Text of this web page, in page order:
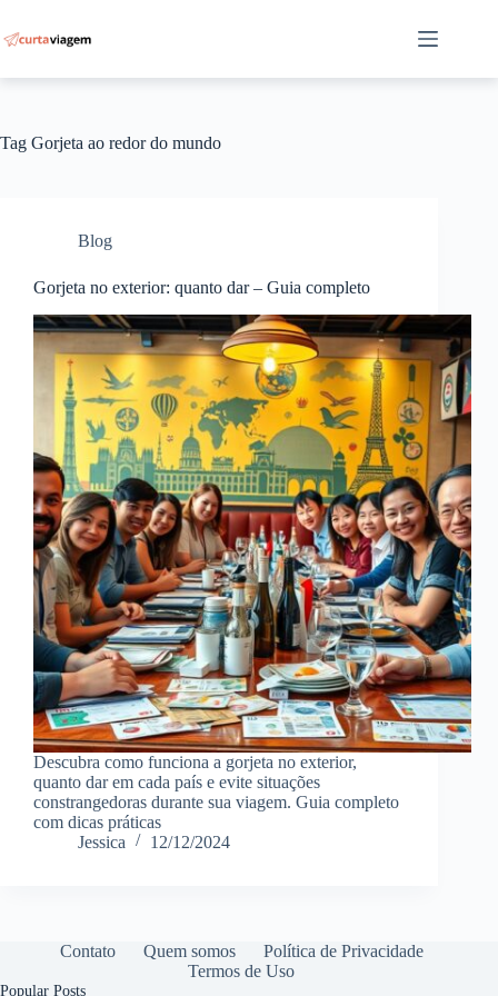
para
o
Tag Gorjeta ao redor do mundo
Blog
Gorjeta no exterior: quanto dar – Guia completo
Descubra como funciona a gorjeta no exterior,
quanto dar em cada país e evite situações
constrangedoras durante sua viagem. Guia completo
com dicas práticas
Jessica
12/12/2024
Contato Quem somos
Política de Privacidade
Termos de Uso
Popular Posts